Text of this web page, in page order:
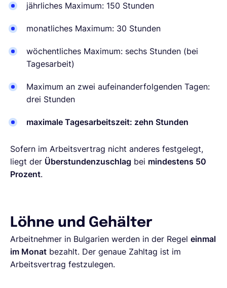
jährliches Maximum: 150 Stunden
monatliches Maximum: 30 Stunden
wöchentliches Maximum: sechs Stunden (bei
Tagesarbeit)
Maximum an zwei aufeinanderfolgenden Tagen:
drei Stunden
maximale Tagesarbeitszeit: zehn Stunden
Sofern im Arbeitsvertrag nicht anderes festgelegt,
liegt der Überstundenzuschlag bei mindestens 50
Prozent.
Löhne und Gehälter
Arbeitnehmer in Bulgarien werden in der Regel einmal
im Monat bezahlt. Der genaue Zahltag ist im
Arbeitsvertrag festzulegen.